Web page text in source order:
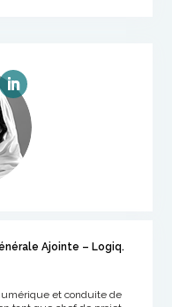
Ajointe – Logiq.
et conduite de